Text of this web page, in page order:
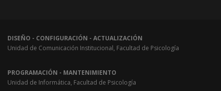
DISEÑO - CONFIGURACIÓN - ACTUALIZACIÓN
Unidad de Comunicación Institucional, Facultad de Psicología
PROGRAMACIÓN - MANTENIMIENTO
Unidad de Informática, Facultad de Psicología